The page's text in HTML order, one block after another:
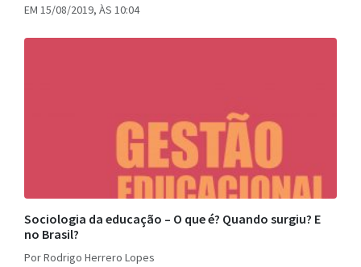
EM 15/08/2019, ÀS 10:04
Sociologia da educação – O que é? Quando surgiu? E
no Brasil?
Por Rodrigo Herrero Lopes